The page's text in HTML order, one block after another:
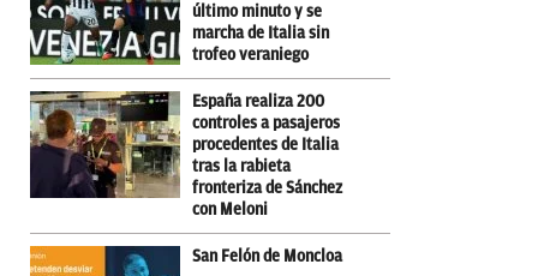
último minuto y se
marcha de Italia sin
trofeo veraniego
España realiza 200
controles a pasajeros
procedentes de Italia
tras la rabieta
fronteriza de Sánchez
con Meloni
San Felón de Moncloa